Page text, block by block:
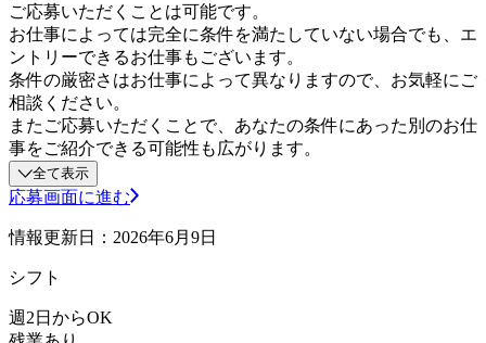
ご応募いただくことは可能です。
お仕事によっては完全に条件を満たしていない場合でも、エ
ントリーできるお仕事もございます。
条件の厳密さはお仕事によって異なりますので、お気軽にご
相談ください。
またご応募いただくことで、あなたの条件にあった別のお仕
事をご紹介できる可能性も広がります。
全て表示
応募画面に進む
情報更新日：2026年6月9日
シフト
週2日からOK